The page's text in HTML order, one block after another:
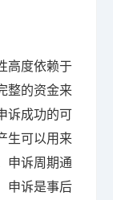
高度依赖于
整的资金来
诉成功的可
生可以用来
申诉周期通
申诉是事后